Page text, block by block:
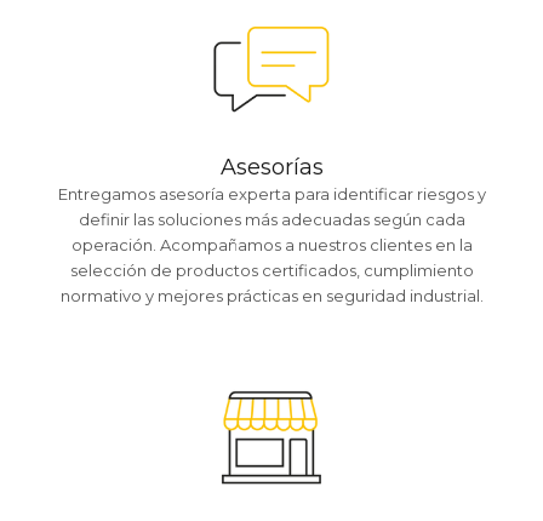
Asesorías
Entregamos asesoría experta para identificar riesgos y
definir las soluciones más adecuadas según cada
operación. Acompañamos a nuestros clientes en la
selección de productos certificados, cumplimiento
normativo y mejores prácticas en seguridad industrial.